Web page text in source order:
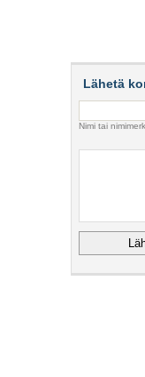
Lähetä
Nimi tai